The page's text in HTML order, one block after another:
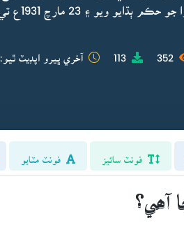
کي
352
113 آخري ڀيرو اپڊيٽ ٿيو:
فونٽ سائيز فونٽ مٽايو
آھي؟